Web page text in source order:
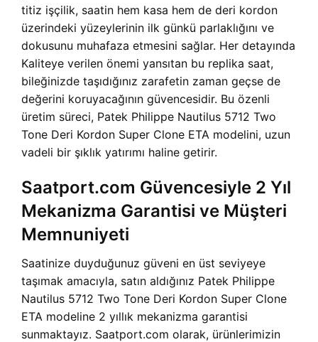
titiz işçilik, saatin hem kasa hem de deri kordon
üzerindeki yüzeylerinin ilk günkü parlaklığını ve
dokusunu muhafaza etmesini sağlar. Her detayında
Kaliteye verilen önemi yansıtan bu replika saat,
bileğinizde taşıdığınız zarafetin zaman geçse de
değerini koruyacağının güvencesidir. Bu özenli
üretim süreci, Patek Philippe Nautilus 5712 Two
Tone Deri Kordon Super Clone ETA modelini, uzun
vadeli bir şıklık yatırımı haline getirir.
Saatport.com Güvencesiyle 2 Yıl
Mekanizma Garantisi ve Müşteri
Memnuniyeti
Saatinize duyduğunuz güveni en üst seviyeye
taşımak amacıyla, satın aldığınız Patek Philippe
Nautilus 5712 Two Tone Deri Kordon Super Clone
ETA modeline 2 yıllık mekanizma garantisi
sunmaktayız. Saatport.com olarak, ürünlerimizin